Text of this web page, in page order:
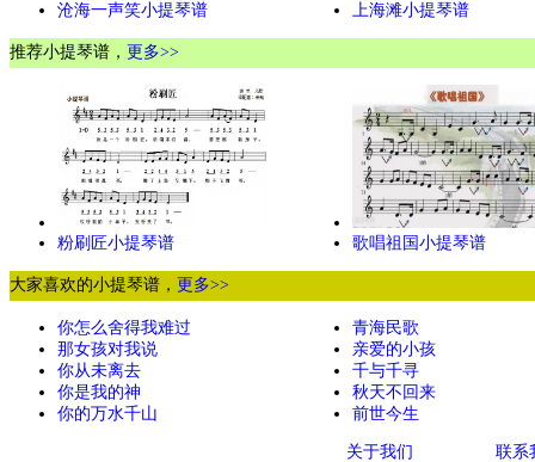
沧海一声笑小提琴谱 上海滩小提琴谱
推荐小提琴谱， 更多>>
粉刷匠小提琴谱 歌唱祖国小提琴谱
大家喜欢的小提琴谱， 更多>>
你怎么舍得我难过
那女孩对我说
你从未离去
你是我的神
你的万水千山
青海民歌
亲爱的小孩
千与千寻
秋天不回来
前世今生
关于我们 联系